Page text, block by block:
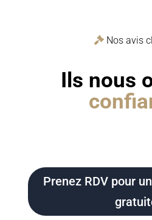
Nos avis
Ils nous
Prenez RDV pour